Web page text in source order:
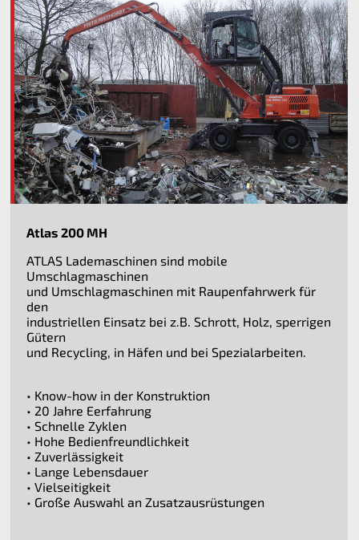
Atlas 200 MH
ATLAS Lademaschinen sind mobile
Umschlagmaschinen
und Umschlagmaschinen mit Raupenfahrwerk für
den
industriellen Einsatz bei z.B. Schrott, Holz, sperrigen
Gütern
und Recycling, in Häfen und bei Spezialarbeiten.
• Know-how in der Konstruktion
• 20 Jahre Eerfahrung
• Schnelle Zyklen
• Hohe Bedienfreundlichkeit
• Zuverlässigkeit
• Lange Lebensdauer
• Vielseitigkeit
• Große Auswahl an Zusatzausrüstungen